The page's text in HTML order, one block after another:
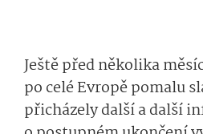
Ještě před několika
po celé Evropě pomalu
přicházely další a další